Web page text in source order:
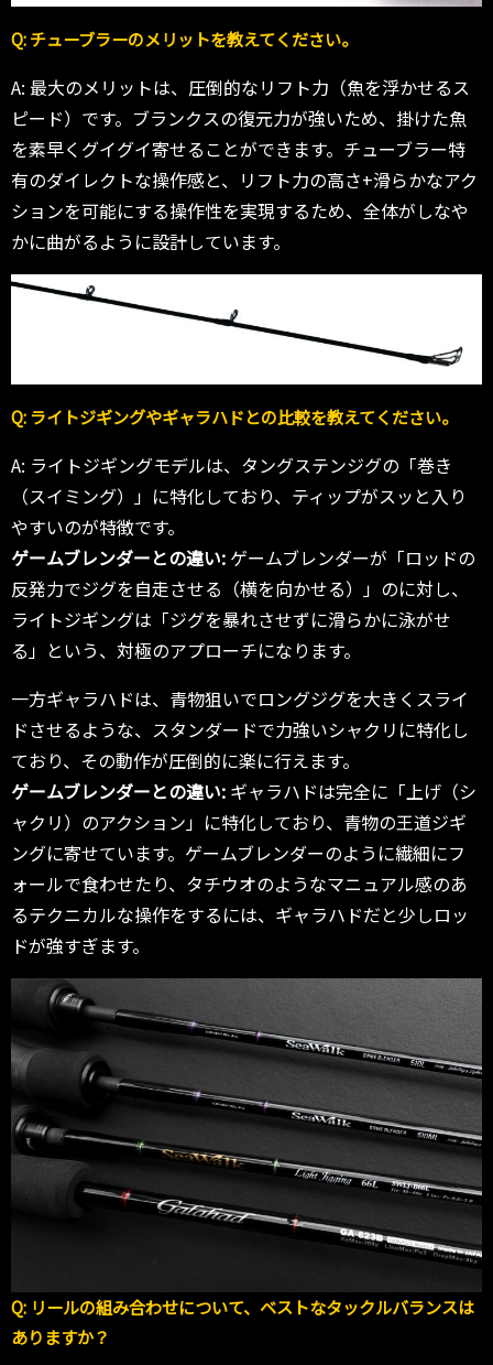
Q: チューブラーのメリットを教えてください。
A: 最大のメリットは、圧倒的なリフト力（魚を浮かせるス
ピード）です。ブランクスの復元力が強いため、掛けた魚
を素早くグイグイ寄せることができます。チューブラー特
有のダイレクトな操作感と、リフト力の高さ+滑らかなアク
ションを可能にする操作性を実現するため、全体がしなや
かに曲がるように設計しています。
Q: ライトジギングやギャラハドとの比較を教えてください。
A: ライトジギングモデルは、タングステンジグの「巻き
（スイミング）」に特化しており、ティップがスッと入り
やすいのが特徴です。
ゲームブレンダーとの違い: ゲームブレンダーが「ロッドの
反発力でジグを自走させる（横を向かせる）」のに対し、
ライトジギングは「ジグを暴れさせずに滑らかに泳がせ
る」という、対極のアプローチになります。
一方ギャラハドは、青物狙いでロングジグを大きくスライ
ドさせるような、スタンダードで力強いシャクリに特化し
ており、その動作が圧倒的に楽に行えます。
ゲームブレンダーとの違い: ギャラハドは完全に「上げ（シ
ャクリ）のアクション」に特化しており、青物の王道ジギ
ングに寄せています。ゲームブレンダーのように繊細にフ
ォールで食わせたり、タチウオのようなマニュアル感のあ
るテクニカルな操作をするには、ギャラハドだと少しロッ
ドが強すぎます。
Q: リールの組み合わせについて、ベストなタックルバランスは
ありますか？